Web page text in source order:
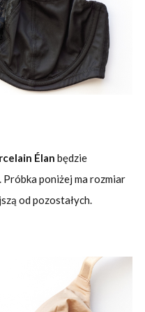
Élan będzie
Próbka poniżej ma rozmiar
od pozostałych.